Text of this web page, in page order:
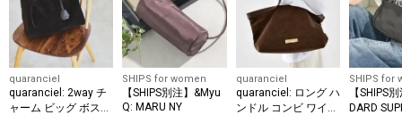
quaranciel
quaranciel: 2way チ
ャーム ビッグ ボスト
SHIPS for women
【SHIPS別注】&Myu
Q: MARU NY
quaranciel
quaranciel: ロング ハ
ンドル コンビ ワイド
SHIPS for
【SHIPS
DARD